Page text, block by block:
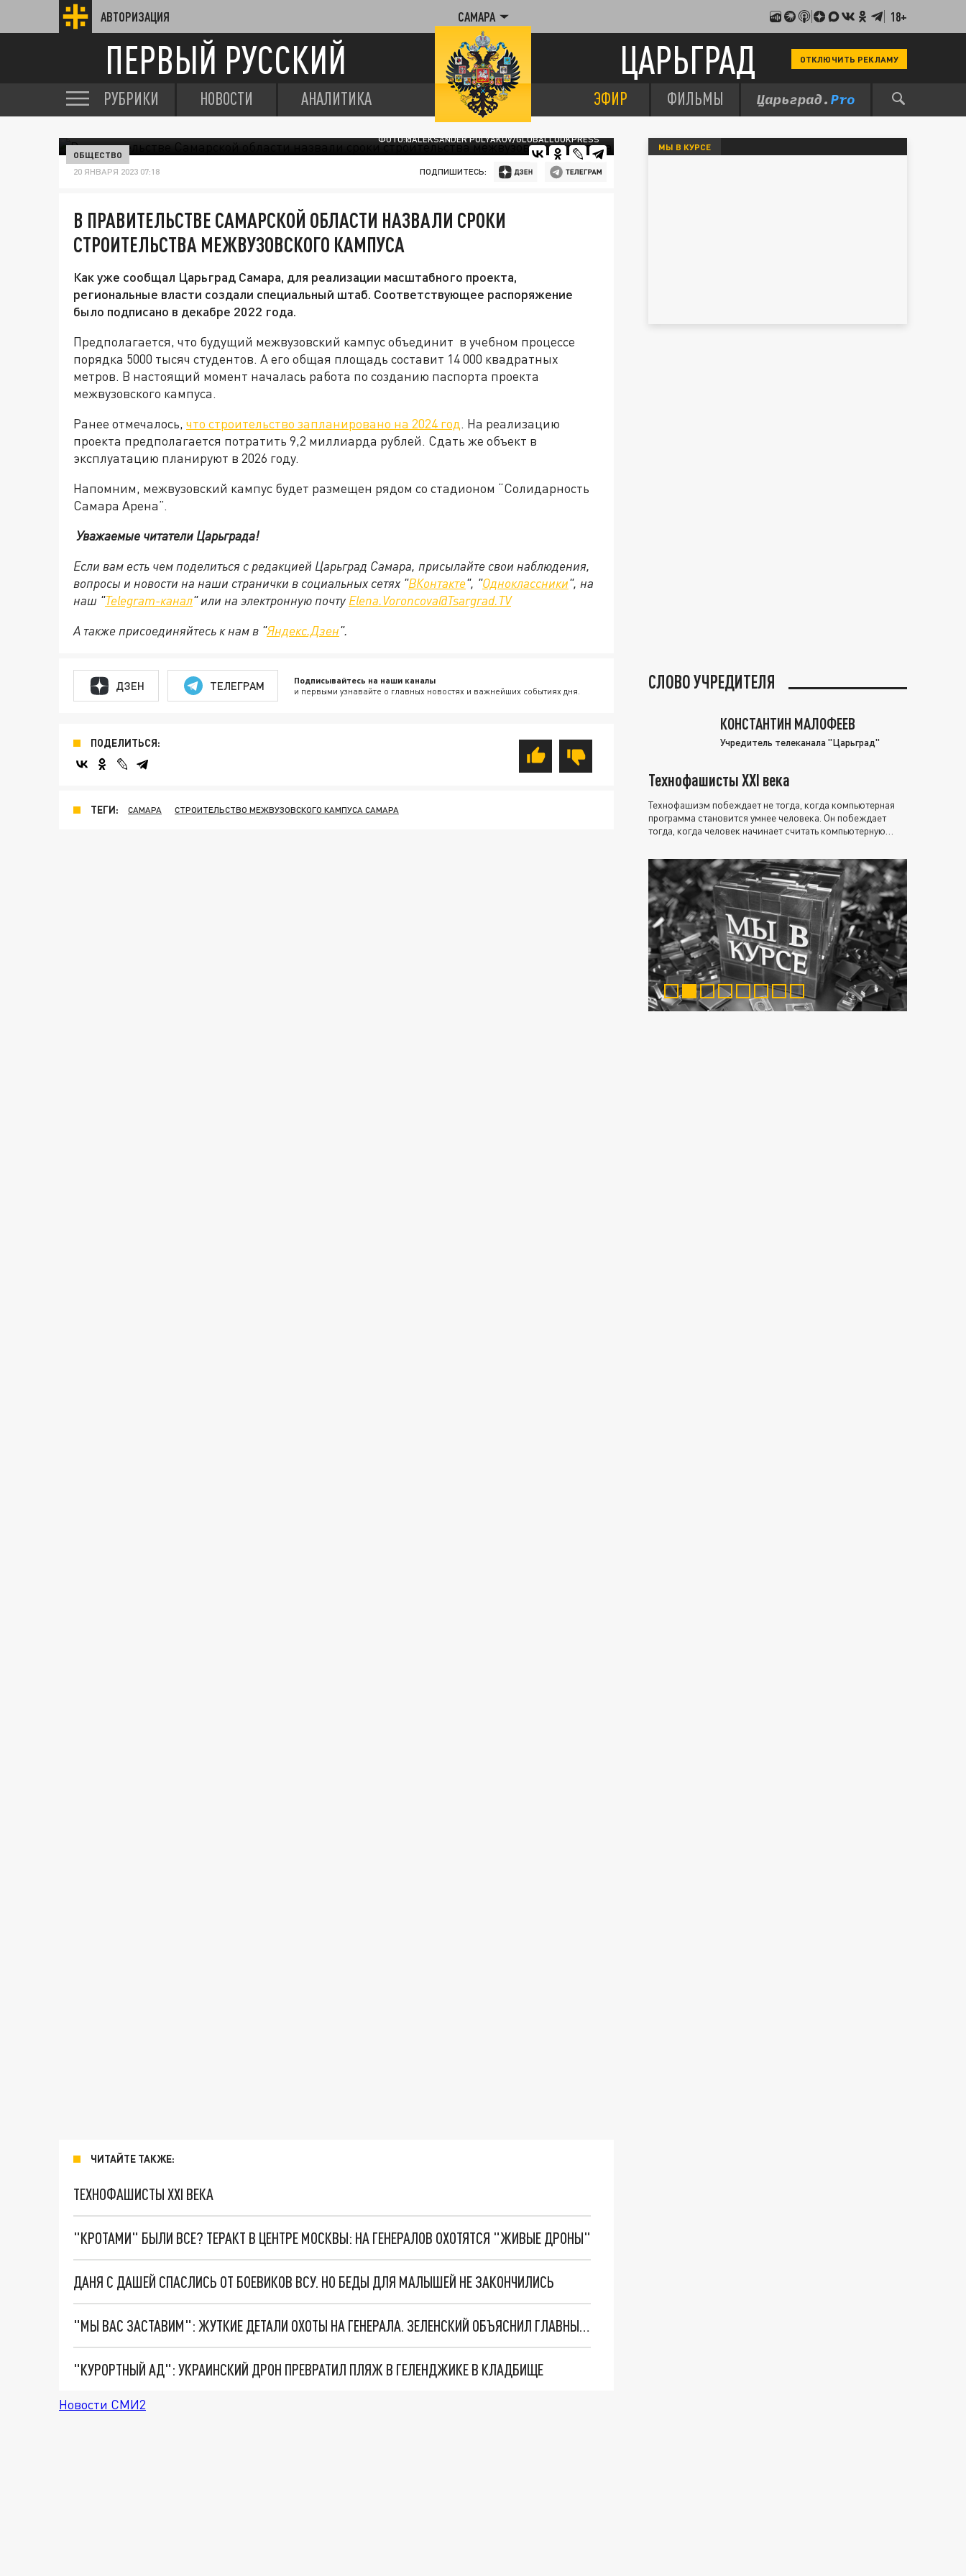
АВТОРИЗАЦИЯ САМАРА 18+
ПЕРВЫЙ РУССКИЙ ЦАРЬГРАД ОТКЛЮЧИТЬ РЕКЛАМУ
РУБРИКИ НОВОСТИ АНАЛИТИКА ЭФИР ФИЛЬМЫ
ФОТО:@ALEKSANDER POLYAKOV/GLOBALLOOKPRESS
ОБЩЕСТВО
20 ЯНВАРЯ 2023 07:18 ПОДПИШИТЕСЬ:
В ПРАВИТЕЛЬСТВЕ САМАРСКОЙ ОБЛАСТИ НАЗВАЛИ СРОКИ
СТРОИТЕЛЬСТВА МЕЖВУЗОВСКОГО КАМПУСА
Как уже сообщал Царьград Самара, для реализации масштабного проекта,
региональные власти создали специальный штаб. Соответствующее распоряжение
было подписано в декабре 2022 года.
Предполагается, что будущий межвузовский кампус объединит в учебном процессе
порядка 5000 тысяч студентов. А его общая площадь составит 14 000 квадратных
метров. В настоящий момент началась работа по созданию паспорта проекта
межвузовского кампуса.
Ранее отмечалось, что строительство запланировано на 2024 год. На реализацию
проекта предполагается потратить 9,2 миллиарда рублей. Сдать же объект в
эксплуатацию планируют в 2026 году.
Напомним, межвузовский кампус будет размещен рядом со стадионом “Солидарность
Самара Арена”.
Уважаемые читатели Царьграда!
Если вам есть чем поделиться с редакцией Царьград Самара, присылайте свои наблюдения,
вопросы и новости на наши странички в социальных сетях "ВКонтакте", "Одноклассники", на
наш "Telegram-канал" или на электронную почту Elena.Voroncova@Tsargrad.TV
А также присоединяйтесь к нам в "Яндекс.Дзен".
ДЗЕН ТЕЛЕГРАМ Подписывайтесь на наши каналы
и первыми узнавайте о главных новостях и важнейших событиях дня.
ПОДЕЛИТЬСЯ:
ТЕГИ: САМАРА СТРОИТЕЛЬСТВО МЕЖВУЗОВСКОГО КАМПУСА САМАРА
ЧИТАЙТЕ ТАКЖЕ:
ТЕХНОФАШИСТЫ XXI ВЕКА
"КРОТАМИ" БЫЛИ ВСЕ? ТЕРАКТ В ЦЕНТРЕ МОСКВЫ: НА ГЕНЕРАЛОВ ОХОТЯТСЯ "ЖИВЫЕ ДРОНЫ"
ДАНЯ С ДАШЕЙ СПАСЛИСЬ ОТ БОЕВИКОВ ВСУ. НО БЕДЫ ДЛЯ МАЛЫШЕЙ НЕ ЗАКОНЧИЛИСЬ
"МЫ ВАС ЗАСТАВИМ": ЖУТКИЕ ДЕТАЛИ ОХОТЫ НА ГЕНЕРАЛА. ЗЕЛЕНСКИЙ ОБЪЯСНИЛ ГЛАВНЫЙ СМЫСЛ ТЕРАКТА В ЦЕНТРЕ МОСКВЫ
"КУРОРТНЫЙ АД": УКРАИНСКИЙ ДРОН ПРЕВРАТИЛ ПЛЯЖ В ГЕЛЕНДЖИКЕ В КЛАДБИЩЕ
Новости СМИ2
МЫ В КУРСЕ
СЛОВО УЧРЕДИТЕЛЯ
КОНСТАНТИН МАЛОФЕЕВ
Учредитель телеканала "Царьград"
Технофашисты XXI века
Технофашизм побеждает не тогда, когда компьютерная
программа становится умнее человека. Он побеждает
тогда, когда человек начинает считать компьютерную